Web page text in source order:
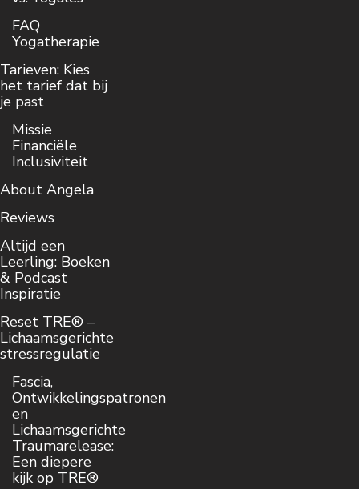
FAQ
Yogatherapie
Tarieven: Kies
het tarief dat bij
je past
Missie
Financiële
Inclusiviteit
About Angela
Reviews
Altijd een
Leerling: Boeken
& Podcast
Inspiratie
Reset TRE® –
Lichaamsgerichte
stressregulatie
Fascia,
Ontwikkelingspatronen
en
Lichaamsgerichte
Traumarelease:
Een diepere
kijk op TRE®